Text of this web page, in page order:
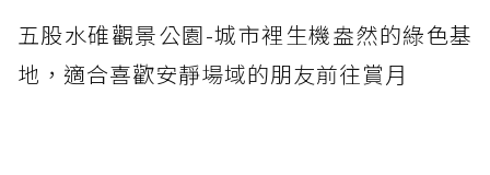
五股水碓觀景公園-城市裡生機盎然的綠色基
地，適合喜歡安靜場域的朋友前往賞月